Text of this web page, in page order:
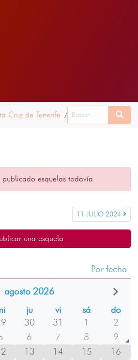
Cruz de Tenerife Fasnia 10
publicado esquelas todavía
11 JULIO 2024
una esquela
Por fecha
agosto 2026
ju vi sá
do
30 31 1
2
6 7 8
9
13 14 15
16